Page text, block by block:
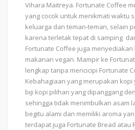
Vihara Maitreya. Fortunate Coffee
yang cocok untuk menikmati waktu
keluarga dan teman-teman, selain
karena terletak tepat di samping
Fortunate Coffee juga
makanan vegan. Mampir ke
lengkap tanpa mencicipi Fortunate
Kebahagiaan yang merupakan kopi
biji kopi pilihan yang dipanggang
sehingga tidak menimbulkan asam
begitu alami dan memiliki aroma
terdapat juga Fortunate Bread atau